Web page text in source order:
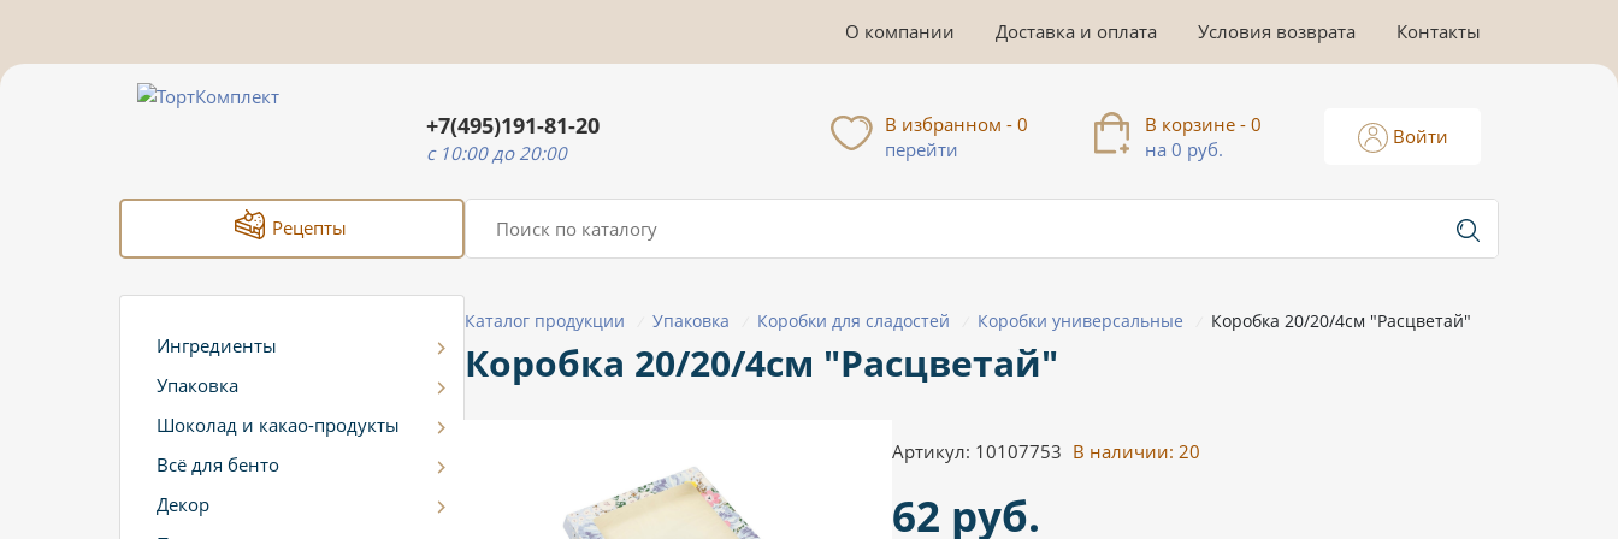
О компании Доставка и оплата Условия возврата Контакты
+7(495)191-81-20
c 10:00 до 20:00
В избранном - 0
перейти
В корзине - 0
на 0 руб.
Войти
Рецепты
Ингредиенты
Упаковка
Шоколад и какао-продукты
Всё для бенто
Декор
Каталог продукции Упаковка Коробки для сладостей Коробки универсальные Коробка 20/20/4см "Расцветай"
Коробка 20/20/4см "Расцветай"
Артикул: 10107753 В наличии:20
62 руб.